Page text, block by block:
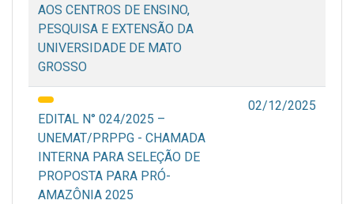
AOS CENTROS DE ENSINO,
PESQUISA E EXTENSÃO DA
UNIVERSIDADE DE MATO
GROSSO
EDITAL N° 024/2025 –
UNEMAT/PRPPG - CHAMADA
INTERNA PARA SELEÇÃO DE
PROPOSTA PARA PRÓ-
AMAZÔNIA 2025
02/12/2025